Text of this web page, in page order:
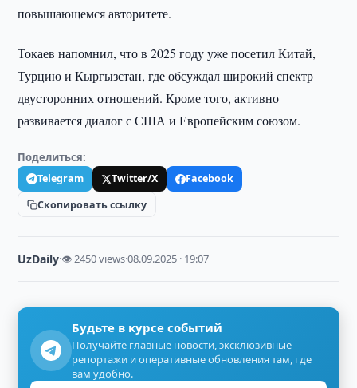
повышающемся авторитете.
Токаев напомнил, что в 2025 году уже посетил Китай,
Турцию и Кыргызстан, где обсуждал широкий спектр
двусторонних отношений. Кроме того, активно
развивается диалог с США и Европейским союзом.
Поделиться:
Telegram Twitter/X
Facebook
Скопировать ссылку
UzDaily·👁 2450 views·08.09.2025 · 19:07
Будьте в курсе событий
Получайте главные новости, эксклюзивные
репортажи и оперативные обновления там, где
вам удобно.